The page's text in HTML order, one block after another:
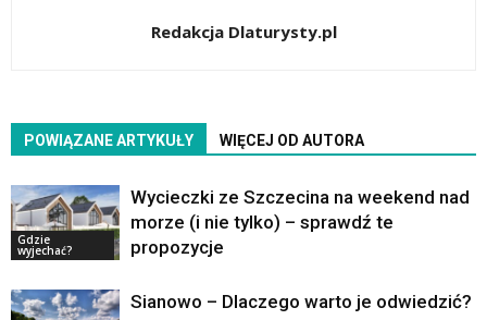
Redakcja Dlaturysty.pl
POWIĄZANE ARTYKUŁY WIĘCEJ OD AUTORA
Gdzie
wyjechać?
Wycieczki ze Szczecina na weekend nad
morze (i nie tylko) – sprawdź te
propozycje
Sianowo – Dlaczego warto je odwiedzić?